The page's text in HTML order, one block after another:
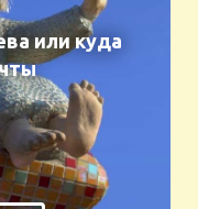
или куда